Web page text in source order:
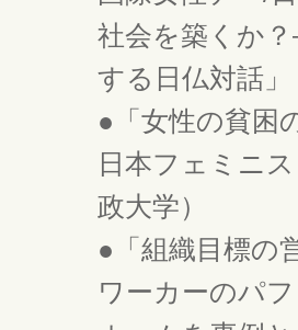
社会を築くか
する日仏対話
●「女性の貧困
日本フェミニ
政大学）
●「組織目標の
ワーカーのパ